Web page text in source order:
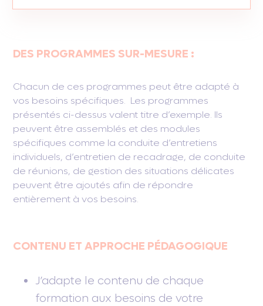
DES PROGRAMMES SUR-MESURE :
Chacun de ces programmes peut être adapté à
vos besoins spécifiques. Les programmes
présentés ci-dessus valent titre d’exemple. Ils
peuvent être assemblés et des modules
spécifiques comme la conduite d’entretiens
individuels, d’entretien de recadrage, de conduite
de réunions, de gestion des situations délicates
peuvent être ajoutés afin de répondre
entièrement à vos besoins.
CONTENU ET APPROCHE PÉDAGOGIQUE
J’adapte le contenu de chaque
formation aux besoins de votre